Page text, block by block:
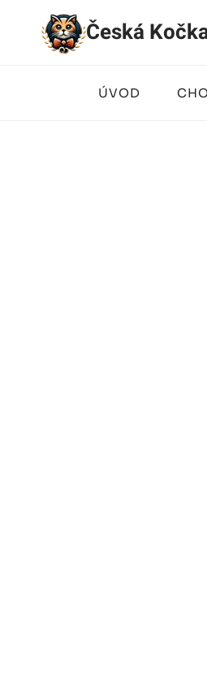
Přeskočit
Česká
ÚVOD